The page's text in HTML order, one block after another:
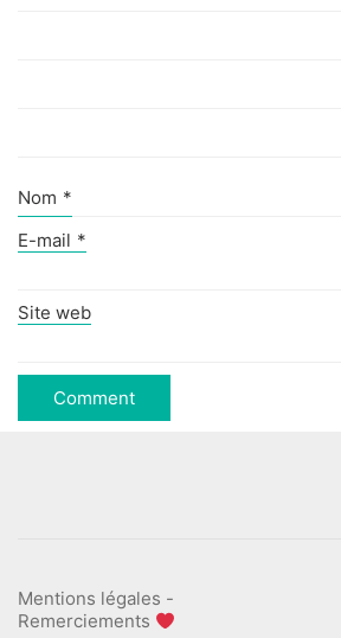
Nom *
E-mail *
Site web
Mentions légales -
Remerciements